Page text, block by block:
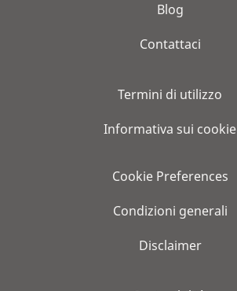
Blog
Contattaci
Termini di utilizzo
Informativa sui cookie
Cookie Preferences
Condizioni generali
Disclaimer